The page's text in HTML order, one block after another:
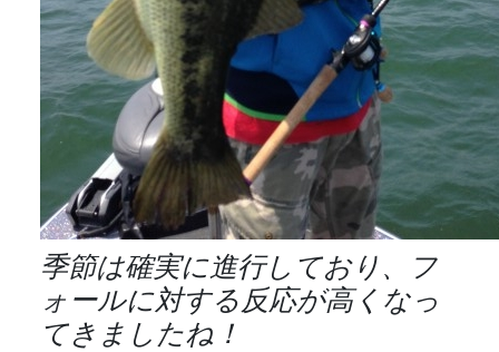
季節は確実に進行しており、フ
ォールに対する反応が高くなっ
てきましたね！